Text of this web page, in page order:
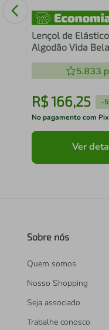
Lençol de
Algodão Vida
5.833
R$166,25 -
No pagamento com Pix
Ver
Sobre nós
Quem somos
Nosso Shopping
Seja associado
Trabalhe conosco